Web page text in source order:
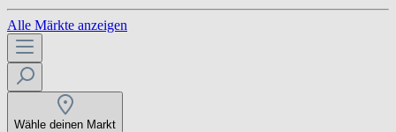
Alle Märkte anzeigen
Wähle deinen Markt